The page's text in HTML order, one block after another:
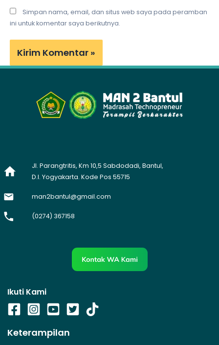
Simpan nama, email, dan situs web saya pada peramban
ini untuk komentar saya berikutnya.
Jl. Parangtritis, Km 10,5 Sabdodadi, Bantul,
D.I. Yogyakarta. Kode Pos 55715
man2bantul@gmail.com
(0274) 367158
Ikuti Kami
Keterampilan